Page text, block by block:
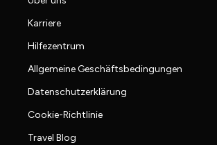
Karriere
Hilfezentrum
Allgemeine Geschäftsbedingungen
Datenschutzerklärung
Cookie-Richtlinie
Travel Blog